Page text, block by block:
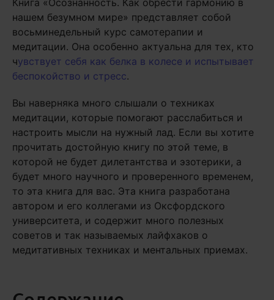
Книга «Осознанность. Как обрести гармонию в
нашем безумном мире» представляет собой
восьминедельный курс самотерапии и
медитации. Она особенно актуальна для тех, кто
чувствует себя как белка в колесе и испытывает
беспокойство и стресс.
Вы наверняка много слышали о техниках
медитации, которые помогают расслабиться и
настроить мысли на нужный лад. Если вы хотите
прочитать достойную книгу по этой теме, в
которой не будет дилетантства и эзотерики, а
будет много научного и проверенного временем,
то эта книга для вас. Эта книга разработана
автором и его коллегами из Оксфордского
университета, и содержит много полезных
советов и так называемых лайфхаков о
медитативных техниках и ментальных приемах.